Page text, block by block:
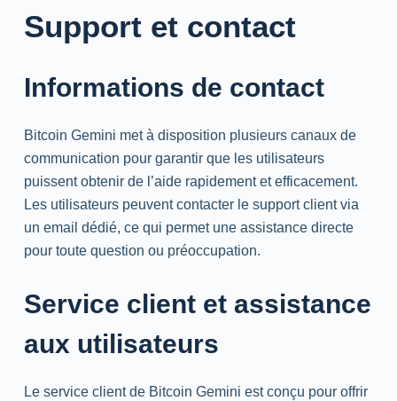
Support et contact
Informations de contact
Bitcoin Gemini met à disposition plusieurs canaux de
communication pour garantir que les utilisateurs
puissent obtenir de l’aide rapidement et efficacement.
Les utilisateurs peuvent contacter le support client via
un email dédié, ce qui permet une assistance directe
pour toute question ou préoccupation.
Service client et assistance
aux utilisateurs
Le service client de Bitcoin Gemini est conçu pour offrir